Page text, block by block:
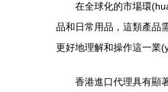
在全球化的市場環
品和日常用品，這類產品
更好地理解和操作這一業
香港進口代理具有顯